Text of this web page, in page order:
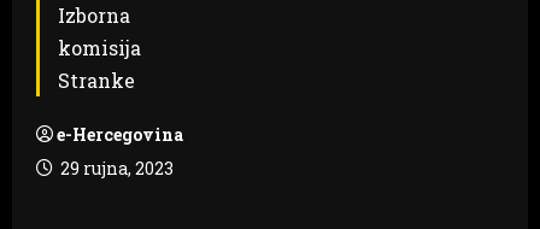
Izborna
komisija
Stranke
e-Hercegovina
29 rujna, 2023